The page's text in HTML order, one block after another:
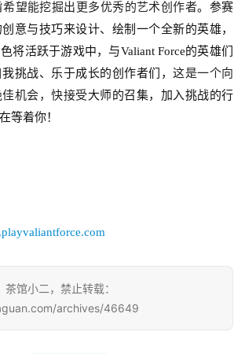
希望能挖掘出更多优秀的艺术创作者。 参赛
意与技巧来设计、绘制一个全新的英雄，
将活跃于游戏中，与Valiant Force的英雄们
挑战、乐于成长的创作者们， 这是一个向
机会，快接受大师的召集，加入挑战的行
等着你！
馆小二，禁止转载：
archives/46649